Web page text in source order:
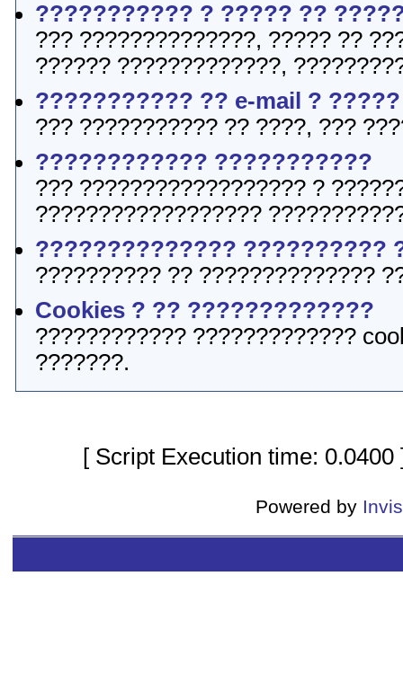
??????????? ? ????? ??
??? ??????????????, ????? ??
?????? ?????????????,
??????????? ?? e-mail ?
??? ??????????? ?? ????, ???
???????????? ???????????
??? ?????????????????? ?
??????????????????
?????????????? ??????????
?????????? ?? ??????????????
Cookies ? ?? ?????????????
???????????? ?????????????
???????.
[ Script Execution time:
Powered by